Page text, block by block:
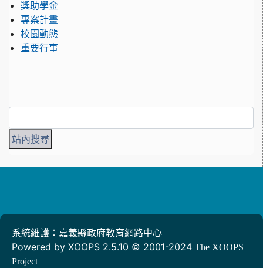
獎助學金
專案計畫
校園動態
重要行事
系統維護：嘉義縣政府教育網路中心
Powered by XOOPS 2.5.10 © 2001-2024 The XOOPS
Project